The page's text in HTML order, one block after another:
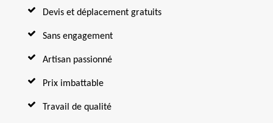
Devis et déplacement gratuits
Sans engagement
Artisan passionné
Prix imbattable
Travail de qualité